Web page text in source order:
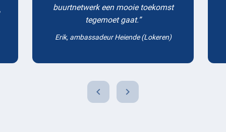
buurtnetwerk een mooie toekomst
tegemoet gaat.
Erik, ambassadeur Heiende (Lokeren)
chevron_left chevron_right